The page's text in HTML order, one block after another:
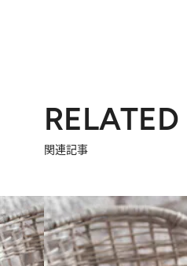
関連記事